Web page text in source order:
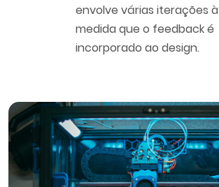
envolve várias iterações à
medida que o feedback é
incorporado ao design.